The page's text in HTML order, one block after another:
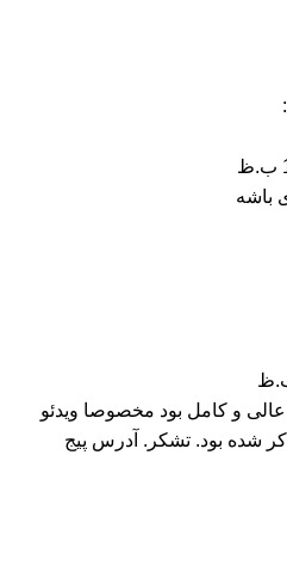
باشه
و کامل بود مخصوصا ویدئو
شده بود. تشکر. آدرس پیج